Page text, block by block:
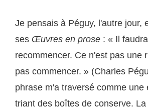
Je pensais à Péguy, l'autre jour,
ses Œuvres en prose : « Il
recommencer. Ce n'est pas une
pas commencer. » (Charles
phrase m'a traversé comme une
triant des boîtes de conserve.